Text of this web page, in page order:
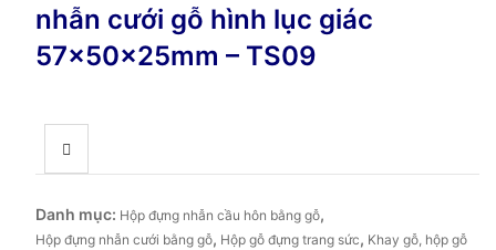
nhẫn cưới gỗ hình lục giác
57x50x25mm – TS09
Danh mục: Hộp đựng nhẫn cầu hôn bằng gỗ,
Hộp đựng nhẫn cưới bằng gỗ, Hộp gỗ đựng trang sức, Khay gỗ, hộp gỗ